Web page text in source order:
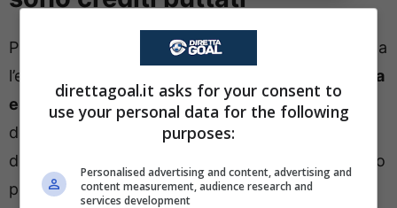
Parliamo di Ademola Lookman
che, per quasi tutta
l’estate, è stato
il sogno proibito di Beppe Marotta
e dell’Inter
. Alla fine però la ‘Beneamata’ si è
dovuta arrendere alla volontà della dirigenza
dell’Atalanta di tenere in rosa il nazionale nigeriano
per il quale il club di Oaktree non aveva avanzato
direttagoal.it asks for your consent to
use your personal data for the following
purposes:
Personalised advertising and content, advertising and
content measurement, audience research and
services development